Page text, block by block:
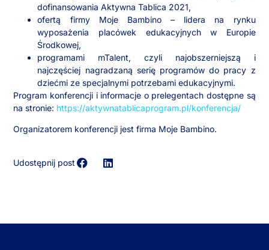
dofinansowania Aktywna Tablica 2021,
ofertą firmy Moje Bambino – lidera na rynku
wyposażenia placówek edukacyjnych w Europie
Środkowej,
programami mTalent, czyli najobszerniejszą i
najczęściej nagradzaną serię programów do pracy z
dziećmi ze specjalnymi potrzebami edukacyjnymi.
Program konferencji i informacje o prelegentach dostępne są
na stronie: https://aktywnatablicaprogram.pl/konferencja/
Organizatorem konferencji jest firma Moje Bambino.
Udostępnij post